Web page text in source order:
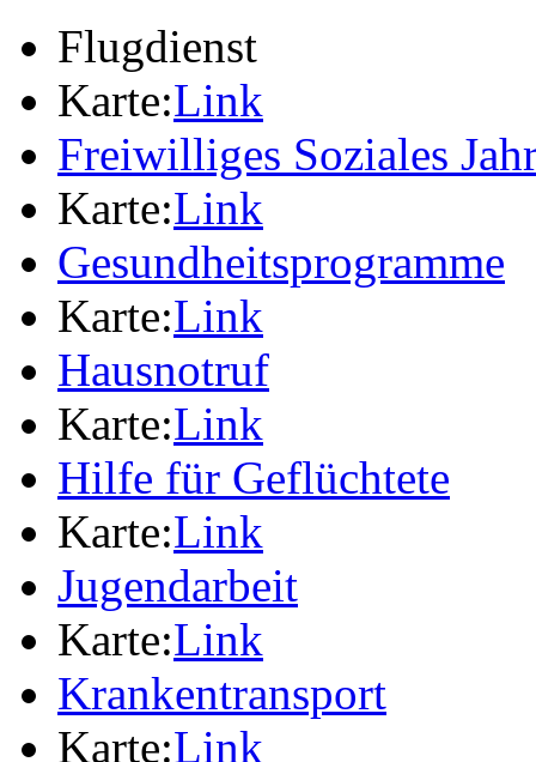
Flugdienst
Karte:Link
Freiwilliges Soziales
Karte:Link
Gesundheitsprogramme
Karte:Link
Hausnotruf
Karte:Link
Hilfe für Geflüchtete
Karte:Link
Jugendarbeit
Karte:Link
Krankentransport
Karte:Link